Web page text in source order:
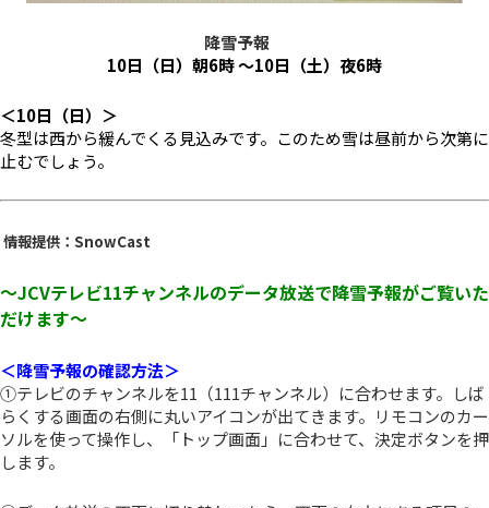
降雪予報
10日（日） 朝6時 ～10日（土） 夜6時
＜10日（日） ＞
冬型は西から緩んでくる見込みです。このため雪は昼前から次第に
止むでしょう。
情報提供：SnowCast
～JCVテレビ11チャンネルのデータ放送で降雪予報がご覧いた
だけます～
＜降雪予報の確認方法＞
①テレビのチャンネルを11（111チャンネル）に合わせます。しば
らくする画面の右側に丸いアイコンが出てきます。リモコンのカー
ソルを使って操作し、「トップ画面」に合わせて、決定ボタンを押
します。